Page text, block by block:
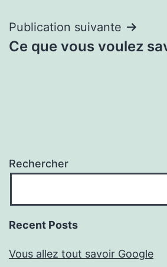
Publication suivante
Ce que vous voulez
Rechercher
Recent Posts
Vous allez tout savoir Google